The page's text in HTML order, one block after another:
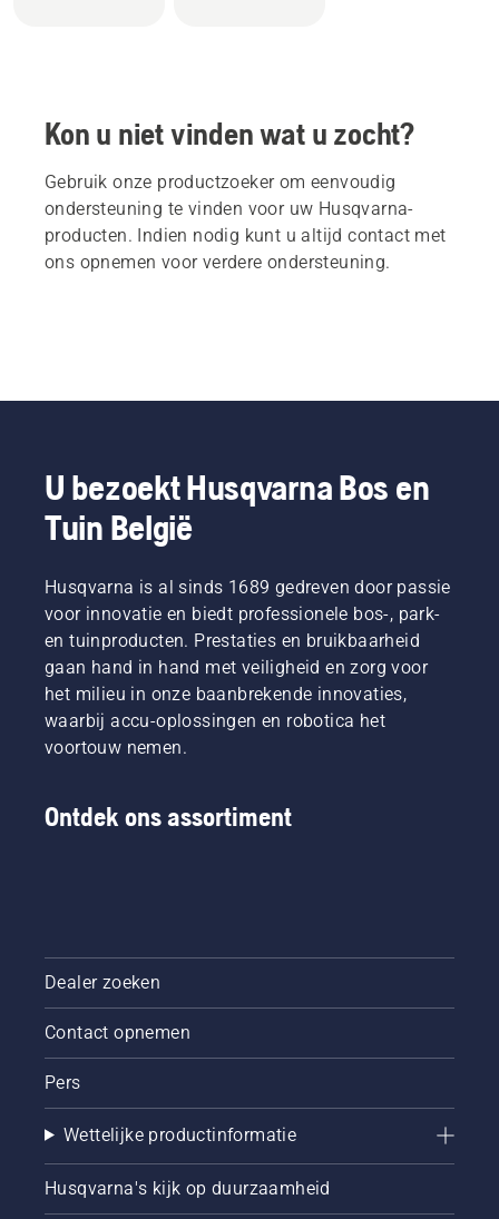
Kon u niet vinden wat u zocht?
Gebruik onze productzoeker om eenvoudig
ondersteuning te vinden voor uw Husqvarna-
producten. Indien nodig kunt u altijd contact met
ons opnemen voor verdere ondersteuning.
U bezoekt Husqvarna Bos en
Tuin België
Husqvarna is al sinds 1689 gedreven door passie
voor innovatie en biedt professionele bos-, park-
en tuinproducten. Prestaties en bruikbaarheid
gaan hand in hand met veiligheid en zorg voor
het milieu in onze baanbrekende innovaties,
waarbij accu-oplossingen en robotica het
voortouw nemen.
Ontdek ons assortiment
Dealer zoeken
Contact opnemen
Pers
Wettelijke productinformatie
Husqvarna's kijk op duurzaamheid